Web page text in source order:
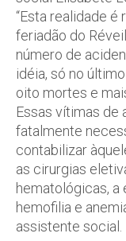
“Esta realidade
feriadão do
número de
idéia, só no
oito mortes e
Essas vítimas de
fatalmente
contabilizar
as cirurgias
hematológicas,
hemofilia e
assistente social.